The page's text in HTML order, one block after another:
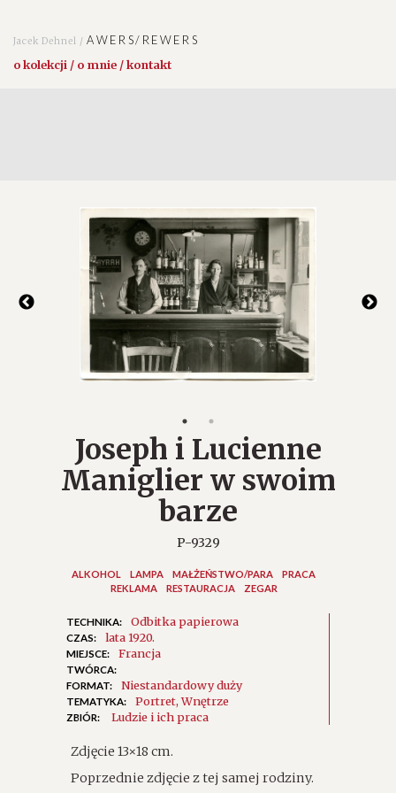
Jacek Dehnel /AWERS/REWERS
o kolekcji / o mnie / kontakt
Joseph i Lucienne
Maniglier w swoim
barze
P-9329
ALKOHOL LAMPA MAŁŻEŃSTWO/PARA
PRACA
REKLAMA
RESTAURACJA ZEGAR
TECHNIKA: Odbitka papierowa
CZAS: lata 1920.
MIEJSCE: Francja
TWÓRCA:
FORMAT:
Niestandardowy duży
TEMATYKA: Portret Wnętrze
ZBIÓR: Ludzie i ich praca
Zdjęcie 13×18 cm.
Poprzednie zdjęcie z tej samej rodziny.